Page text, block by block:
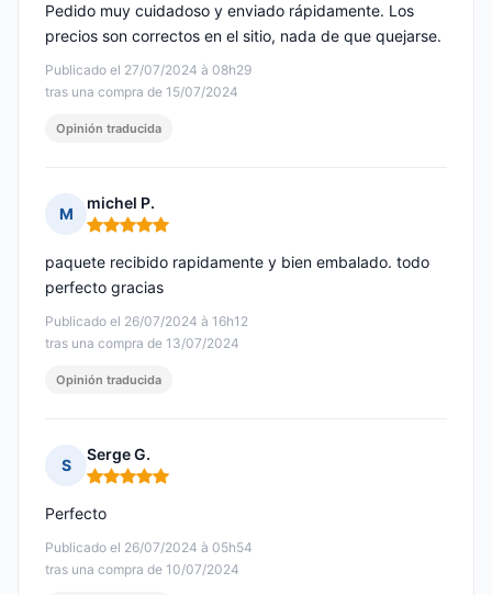
Publicado el 27/07/2024 à 08h29
tras una compra de 15/07/2024
Pedido muy cuidadoso y enviado rápidamente. Los
precios son correctos en el sitio, nada de que quejarse.
Opinión traducida
M
michel P.
Nota: 5 de 5
Publicado el 26/07/2024 à 16h12
tras una compra de 13/07/2024
paquete recibido rapidamente y bien embalado. todo
perfecto gracias
Opinión traducida
S
Serge G.
Nota: 5 de 5
Publicado el 26/07/2024 à 05h54
tras una compra de 10/07/2024
Perfecto